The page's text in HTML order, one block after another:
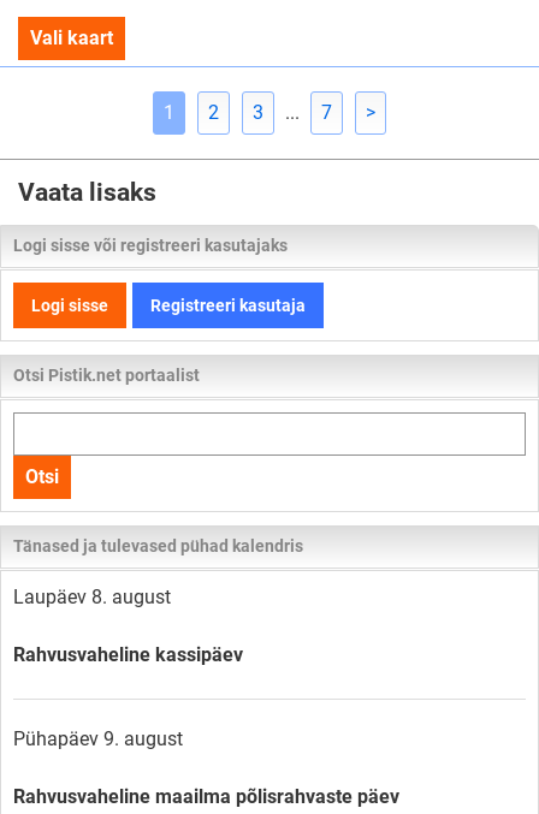
Vali kaart
1 2 3 ... 7 >
Vaata lisaks
Logi sisse või registreeri kasutajaks
Logi sisse Registreeri kasutaja
Otsi Pistik.net portaalist
kogu
lehelt
Otsi
Tänased ja tulevased pühad kalendris
Laupäev 8. august
Rahvusvaheline kassipäev
Pühapäev 9. august
Rahvusvaheline maailma põlisrahvaste päev